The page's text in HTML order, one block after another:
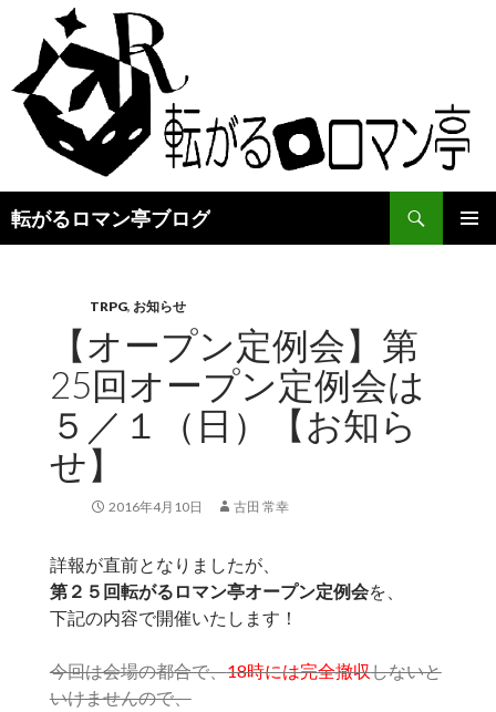
転がるロマン亭ブログ
検
索
TRPG, お知らせ
【オープン定例会】第
25回オープン定例会は
５／１（日）【お知ら
せ】
2016年4月10日 古田 常幸
詳報が直前となりましたが、
第２５回転がるロマン亭オープン定例会を、
下記の内容で開催いたします！
今回は会場の都合で、18時には完全撤収しないと
いけませんので、